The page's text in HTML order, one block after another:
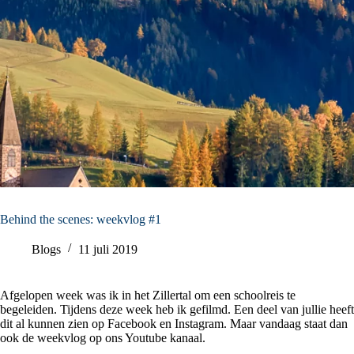
Behind the scenes: weekvlog #1
Blogs 11 juli 2019
Afgelopen week was ik in het Zillertal om een schoolreis te
begeleiden. Tijdens deze week heb ik gefilmd. Een deel van jullie heeft
dit al kunnen zien op Facebook en Instagram. Maar vandaag staat dan
ook de weekvlog op ons Youtube kanaal.